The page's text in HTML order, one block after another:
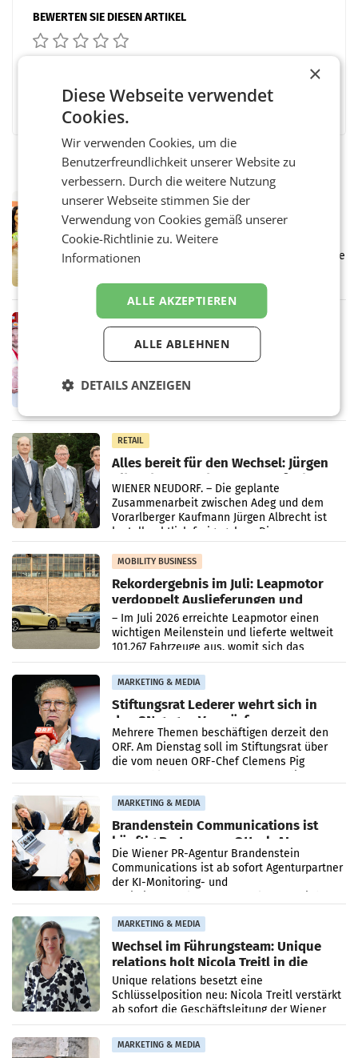
BEWERTEN SIE DIESEN ARTIKEL
FacebookTwitterMessengerWhatsAppLinkedInXING Teilen
RETAIL
Eine Bühne für Zirkularität: ARA und
Müller informieren am POS über
Kreislauffähigkeit
Über den gesamten August hinweg rücken die
Handelskonzern Müller die Initiative
„Kreislauf-Helden“ in allen österreichischen
RETAIL
Penny modernisiert zwei Filialen in
Ober- und Niederösterreich
laufenden Modernisierungsoffensive
Oberösterreich. Die beiden Standorte liegen
RETAIL
Alles bereit für den Wechsel: Jürgen
Albrecht setzt ab 1.1.2027 auf Adeg
WIENER NEUDORF. – Die geplante
Zusammenarbeit zwischen Adeg und dem
Vorarlberger Kaufmann Jürgen Albrecht ist
kartellrechtlich freigegeben: Die
Bundeswettbewerbsbehörde und der
Bundeskartellanwalt
MOBILITY BUSINESS
Rekordergebnis im Juli: Leapmotor
verdoppelt Auslieferungen und
überschreitet die 100.000er-Marke
– Im Juli 2026 erreichte Leapmotor einen
wichtigen Meilenstein und lieferte weltweit
101.267 Fahrzeuge aus, womit sich das
Ergebnis gegenüber Juli 2025 mehr als
verdoppelte (+102
MARKETING & MEDIA
Stiftungsrat Lederer wehrt sich in
den SN gegen Vorwürfe
Mehrere Themen beschäftigen derzeit den
ORF. Am Dienstag soll im Stiftungsrat über
die vom neuen ORF-Chef Clemens Pig
MARKETING & MEDIA
Brandenstein Communications ist
künftig Partner von OtterlyAI
Die Wiener PR-Agentur Brandenstein
Communications ist ab sofort Agenturpartner
der KI-Monitoring- und
MARKETING & MEDIA
Wechsel im Führungsteam: Unique
relations holt Nicola Treitl in die
Geschäftsleitung
Unique relations besetzt eine
Schlüsselposition neu: Nicola Treitl verstärkt
ab sofort die Geschäftsleitung der Wiener
PR-Agentur an der Seite von Josef Kalina und
Anna Kalina-Mahr.
MARKETING & MEDIA
×
Diese Webseite verwendet
Cookies.
Wir verwenden Cookies, um die
Benutzerfreundlichkeit unserer Website zu
verbessern. Durch die weitere Nutzung
unserer Webseite stimmen Sie der
Verwendung von Cookies gemäß unserer
Cookie-Richtlinie zu.Weitere
Informationen
ALLE AKZEPTIEREN
ALLE ABLEHNEN
DETAILS ANZEIGEN